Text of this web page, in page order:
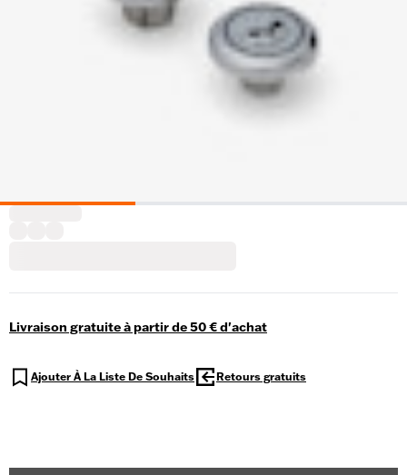
Livraison gratuite à partir de 50 € d'achat
Ajouter À La Liste De Souhaits Retours gratuits